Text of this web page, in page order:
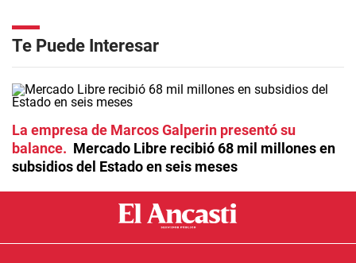
Te Puede Interesar
La empresa de Marcos Galperin presentó su
balance
Mercado Libre recibió 68 mil millones en
subsidios del Estado en seis meses